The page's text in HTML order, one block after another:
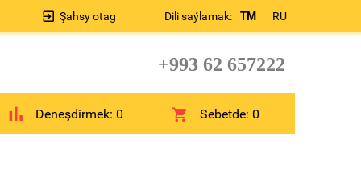
Dili saýlamak: TM RU
Şahsy otag
+993 62 657222
Deneşdirmek: 0 Sebetde:0